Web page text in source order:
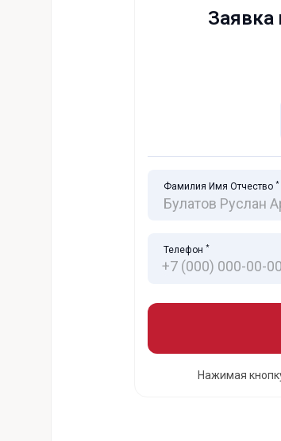
Заявка
Фамилия Имя Отчество *
Телефон *
Нажимая